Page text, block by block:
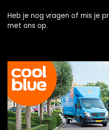
Heb je nog vragen of mis je
met ons op.